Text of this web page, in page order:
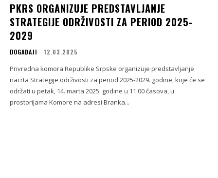
PKRS ORGANIZUJE PREDSTAVLJANJE
STRATEGIJE ODRŽIVOSTI ZA PERIOD 2025-
2029
DOGAĐAJI 12.03.2025
Privredna komora Republike Srpske organizuje predstavljanje
nacrta Strategije održivosti za period 2025-2029. godine, koje će se
održati u petak, 14. marta 2025. godine u 11:00 časova, u
prostorijama Komore na adresi Branka...